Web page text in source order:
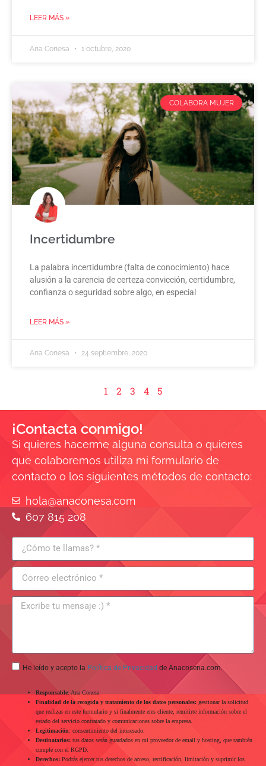
LEER MÁS »
Ana Conesa 1 octubre, 2020
COLABORA MUJER
Incertidumbre
La palabra incertidumbre (falta de conocimiento) hace
alusión a la carencia de certeza convicción, certidumbre,
confianza o seguridad sobre algo, en especial
LEER MÁS »
Ana Conesa 24 septiembre, 2020
1 2 3 4 5
¡Contacta conmigo!
Si quieres hacerme alguna consulta o quieres
que colaboremos utiliza mi formulario de
contacto o los siguientes métodos de contacto:
hola@anaconesa.com
607 815 208
He leído y acepto la Política de Privacidad de Anacosena.com.
Responsable: Ana Conesa
Finalidad de la recogida y tratamiento de los datos personales: gestionar la solicitud
que realizas en este formulario y si finalmente eres cliente, remitirte información sobre el
estado del servicio contratado y comunicaciones sobre la empresa.
Legitimación: consentimiento del interesado.
Destinatarios: tus datos serán guardados en mi proveedor de email y hosting, que también
cumple con el RGPD.
Derechos: Podrás ejercer tus derechos de acceso, rectificación, limitación y suprimir los